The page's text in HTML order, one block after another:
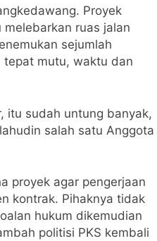
Proyek
melebarkan ruas jalan
sejumlah
tepat mutu, waktu dan
itu sudah untung banyak,
salah satu Anggota
proyek agar pengerjaan
kontrak. Pihaknya tidak
hukum dikemudian
politisi PKS kembali